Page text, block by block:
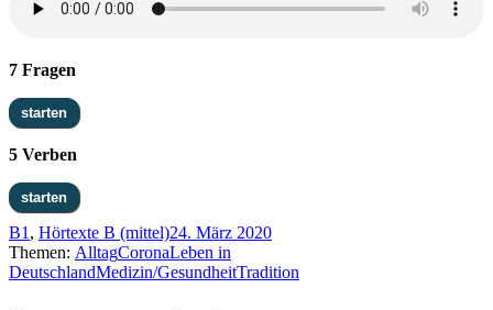
7 Fragen
5 Verben
B1, Hörtexte B (mittel)24. März 2020
Themen: AlltagCoronaLeben in
DeutschlandMedizin/GesundheitTradition